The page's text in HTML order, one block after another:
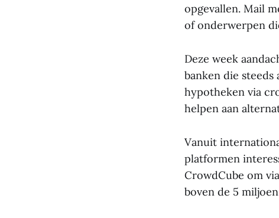
opgevallen. Mail
of onderwerpen
Deze week
banken die
hypotheken via
helpen aan
Vanuit
platformen
CrowdCube om
boven de 5